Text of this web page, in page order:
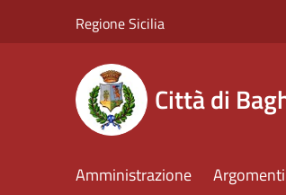
Regione Sicilia
Città di
Amministrazione Argomenti